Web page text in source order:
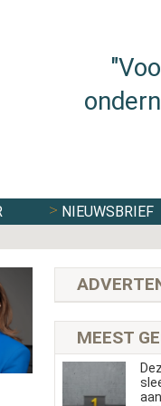
NIEUWSBRIEF
MEEST